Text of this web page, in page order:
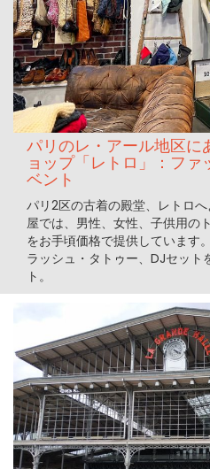
パリのレ・アール地区に
ョップ「レトロ」：ファ
ベント
パリ2区の古着の殿堂、レトロ
屋では、男性、女性、子供用の
をお手頃価格で提供しています
ラッシュ・タトゥー、DJセット
ト。